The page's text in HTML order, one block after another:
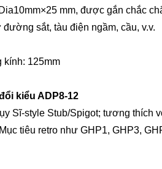
×25 mm, được gắn chắc
sắt, tàu điện ngầm, cầu, v.v.
kính: 125mm
kiểu ADP8-12
Sĩ-style Stub/Spigot; tương thích
tiêu retro như GHP1, GHP3,